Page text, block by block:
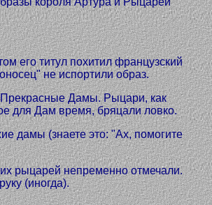
его титул похитил французский
не испортили образ.
Дамы. Рыцари, как
для Дам время, бряцали ловко.
дамы (знаете это: "Ах, помогите
рыцарей непременно отмечали.
(иногда).